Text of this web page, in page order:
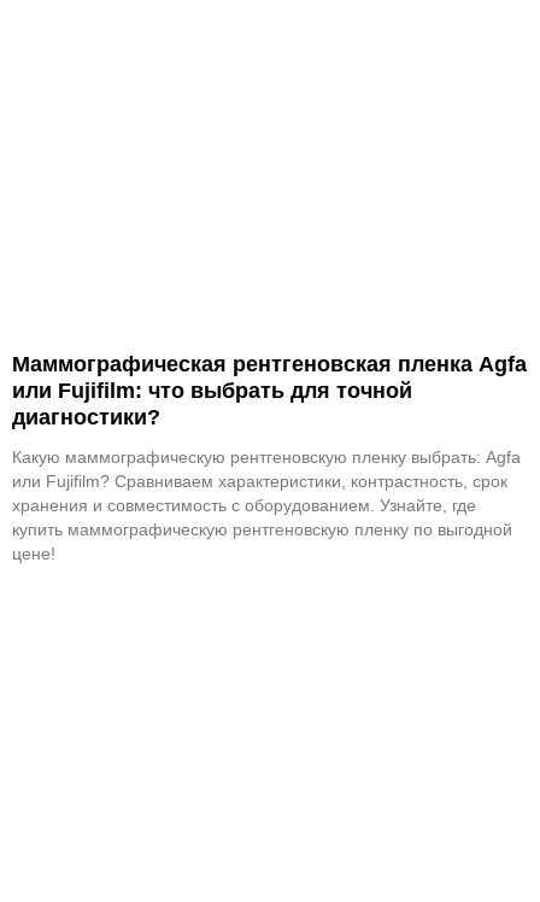
Маммографическая рентгеновская пленка Agfa
или Fujifilm: что выбрать для точной
диагностики?
Какую маммографическую рентгеновскую пленку выбрать: Agfa
или Fujifilm? Сравниваем характеристики, контрастность, срок
хранения и совместимость с оборудованием. Узнайте, где
купить маммографическую рентгеновскую пленку по выгодной
цене!